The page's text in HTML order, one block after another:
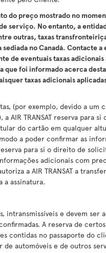
do preço mostrado no
serviço. No entanto, a
outras, taxas
sediada no Canadá. Contacte
de eventuais taxas
foi informado acerca desta
taxas adicionais
(por exemplo, devido a um
AIR TRANSAT reserva para
do cartão em qualquer
a poder confirmar as
para si o direito de
adicionais com
a AIR TRANSAT a
a assinatura.
intransmissíveis e devem ser
A reserva de
contidas no passaporte do
de automóveis e de outros